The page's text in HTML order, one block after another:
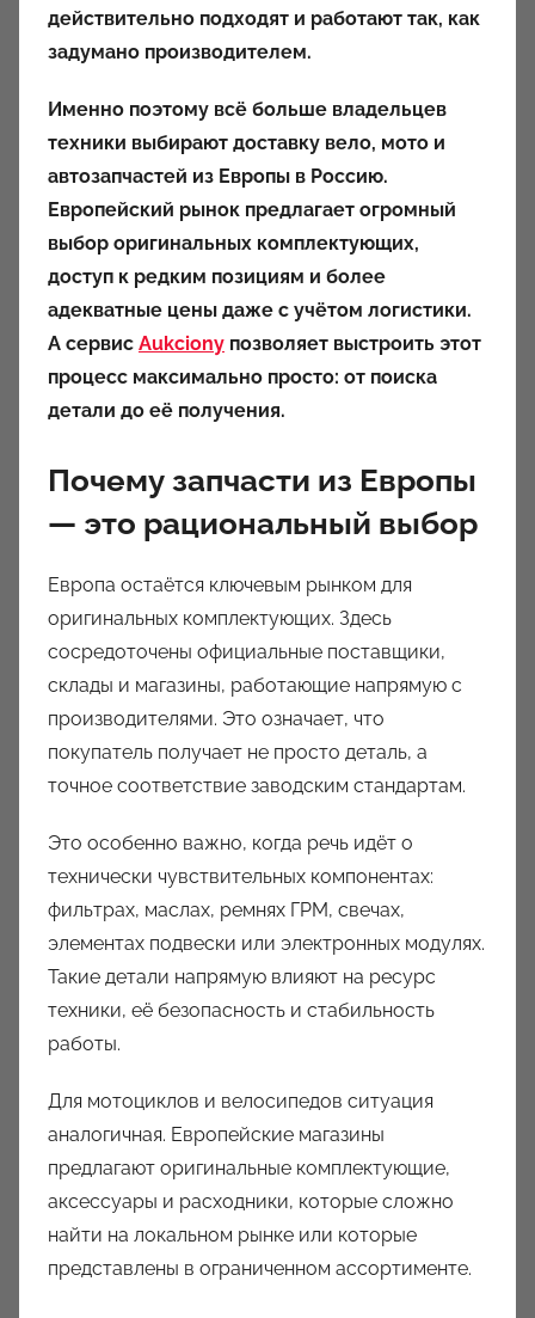
k
c
o
n
y
действительно подходят и работают так, как
задумано производителем.
Именно поэтому всё больше владельцев
техники выбирают доставку вело, мото и
автозапчастей из Европы в Россию.
Европейский рынок предлагает огромный
выбор оригинальных комплектующих,
доступ к редким позициям и более
адекватные цены даже с учётом логистики.
А сервис Aukciony позволяет выстроить этот
процесс максимально просто: от поиска
детали до её получения.
Почему запчасти из Европы
— это рациональный выбор
Европа остаётся ключевым рынком для
оригинальных комплектующих. Здесь
сосредоточены официальные поставщики,
склады и магазины, работающие напрямую с
производителями. Это означает, что
покупатель получает не просто деталь, а
точное соответствие заводским стандартам.
Это особенно важно, когда речь идёт о
технически чувствительных компонентах:
фильтрах, маслах, ремнях ГРМ, свечах,
элементах подвески или электронных модулях.
Такие детали напрямую влияют на ресурс
техники, её безопасность и стабильность
работы.
Для мотоциклов и велосипедов ситуация
аналогичная. Европейские магазины
предлагают оригинальные комплектующие,
аксессуары и расходники, которые сложно
найти на локальном рынке или которые
представлены в ограниченном ассортименте.